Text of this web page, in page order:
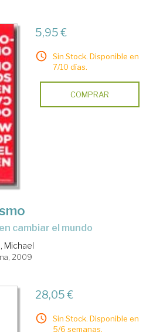
5,95 €
Sin Stock. Disponible en
7/10 días.
COMPRAR
cambiar el mundo
Michael
2009
28,05 €
Sin Stock. Disponible en
5/6 semanas.